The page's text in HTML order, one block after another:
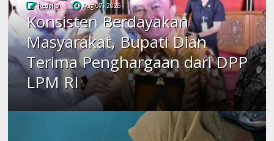
Redaksi Aug 07, 2026
Konsisten Berdayakan
Masyarakat, Bupati Dian
Terima Penghargaan dari DPP
LPM RI